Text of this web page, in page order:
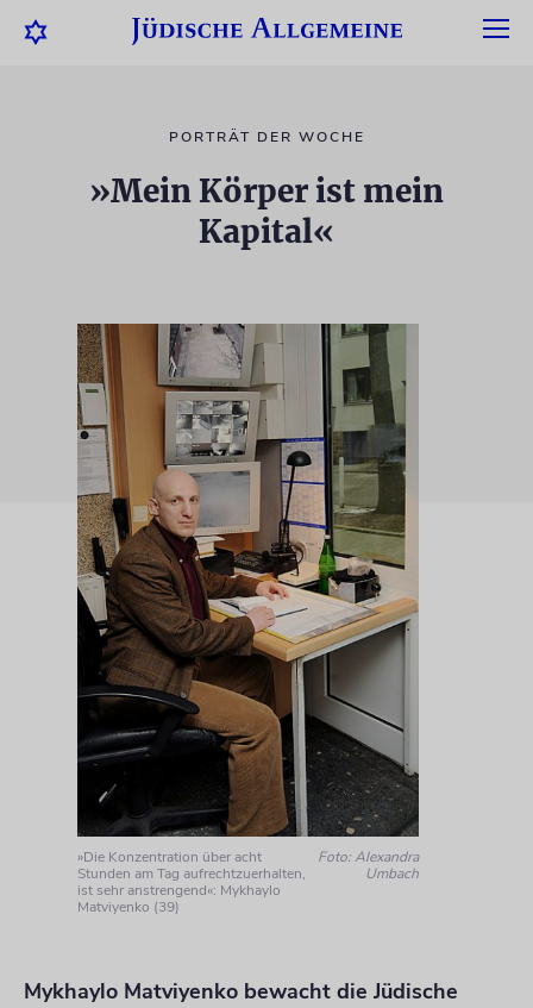
PORTRÄT DER WOCHE
»Mein Körper ist mein
Kapital«
»Die Konzentration über acht
Stunden am Tag aufrechtzuerhalten,
ist sehr anstrengend«: Mykhaylo
Matviyenko (39)
Foto: Alexandra
Umbach
Mykhaylo Matviyenko bewacht die Jüdische